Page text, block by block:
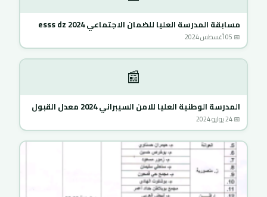
مسابقة المدرسة العليا للضمان الاجتماعي 2024 esss dz
📅 05 أغسطس 2024
📰
المدرسة الوطنية العليا للامن السيبراني 2024 معدل القبول
📅 24 يوليو 2024